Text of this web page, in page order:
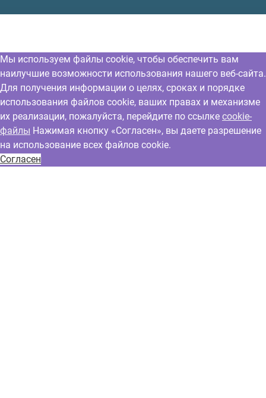
Мы используем файлы cookie, чтобы обеспечить вам
наилучшие возможности использования нашего веб-сайта.
Для получения информации о целях, сроках и порядке
использования файлов cookie, ваших правах и механизме
их реализации, пожалуйста, перейдите по ссылке cookie-
файлы Нажимая кнопку «Согласен», вы даете разрешение
на использование всех файлов cookie.
Согласен